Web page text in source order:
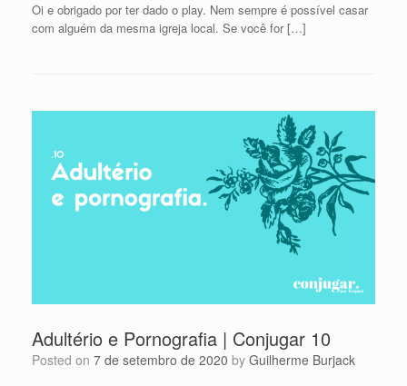
Oi e obrigado por ter dado o play. Nem sempre é possível casar
com alguém da mesma igreja local. Se você for […]
Adultério e Pornografia | Conjugar 10
Posted on 7 de setembro de 2020 by Guilherme Burjack